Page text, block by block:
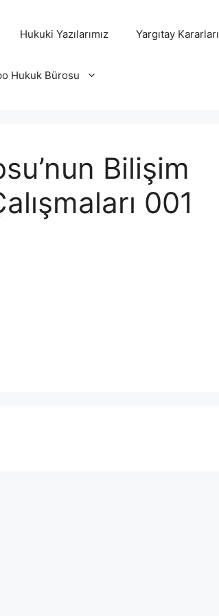
Hukuki Yazılarımız Yargıtay Kararları
Hukuk Bürosu
Bilişim
001